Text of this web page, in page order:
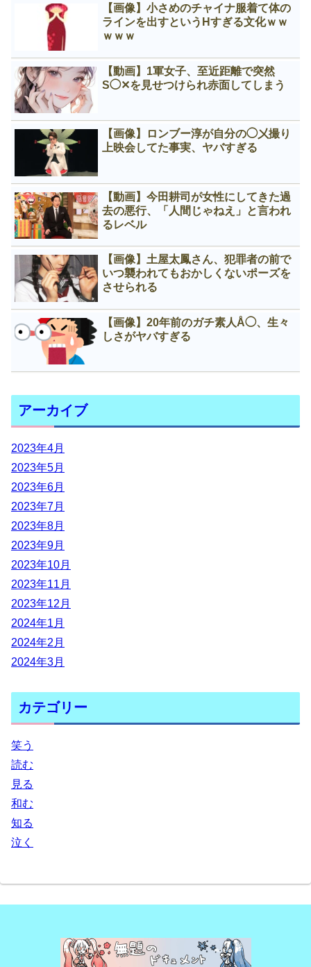
【画像】小さめのチャイナ服着て体の
ラインを出すというНすぎる文化ｗｗ
ｗｗｗ
【動画】1軍女子、至近距離で突然
S◯✕を見せつけられ赤面してしまう
【画像】ロンブー淳が自分の◯㐅撮り
上映会してた事実、ヤバすぎる
【動画】今田耕司が女性にしてきた過
去の悪行、「人間じゃねえ」と言われ
るレベル
【画像】土屋太鳳さん、犯罪者の前で
いつ襲われてもおかしくないポーズを
させられる
【画像】20年前のガチ素人Å◯、生々
しさがヤバすぎる
アーカイブ
2023年4月
2023年5月
2023年6月
2023年7月
2023年8月
2023年9月
2023年10月
2023年11月
2023年12月
2024年1月
2024年2月
2024年3月
カテゴリー
笑う
読む
見る
和む
知る
泣く